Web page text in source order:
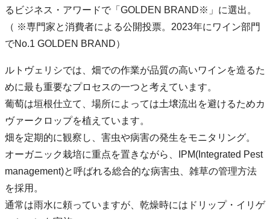
るビジネス・アワードで「GOLDEN BRAND※」に選出。
（ ※専門家と消費者による公開投票。2023年にワイン部門
でNo.1 GOLDEN BRAND）
ルトヴェリシでは、畑での作業が品質の高いワインを造るた
めに最も重要なプロセスの一つと考えています。
葡萄は垣根仕立て、場所によっては土壌流出を避けるためカ
ヴァークロップを植えています。
畑を定期的に観察し、害虫や病害の発生をモニタリング。
オーガニック栽培に重点を置きながら、IPM(Integrated Pest
management)と呼ばれる総合的な病害虫、雑草の管理方法
を採用。
通常は雨水に頼っていますが、乾燥時にはドリップ・イリゲ